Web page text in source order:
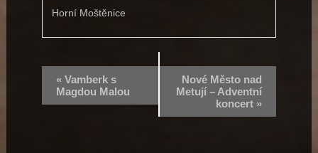
Horní Moštěnice
«Vamberk s
Magdou Malou
Nové Město nad
Metují – Adventní
koncert »